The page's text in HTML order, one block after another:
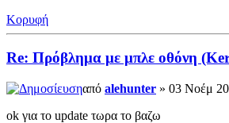
Κορυφή
Re: Πρόβλημα με μπλε οθόνη
από alehunter » 03 Νοέμ
ok για το update τωρα το βαζω